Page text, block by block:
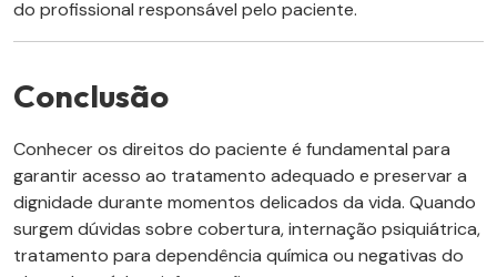
do profissional responsável pelo paciente.
Conclusão
Conhecer os direitos do paciente é fundamental para
garantir acesso ao tratamento adequado e preservar a
dignidade durante momentos delicados da vida. Quando
surgem dúvidas sobre cobertura, internação psiquiátrica,
tratamento para dependência química ou negativas do